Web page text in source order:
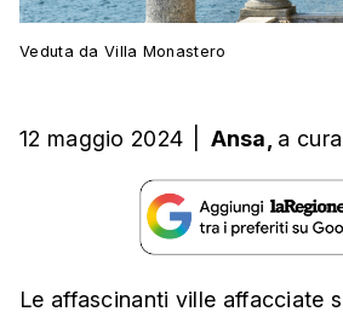
Veduta da Villa Monastero
12 maggio 2024 Ansa, a cura
Le affascinanti ville affacciate